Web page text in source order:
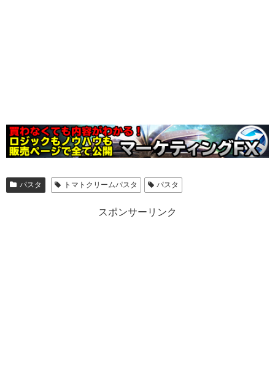
パスタ トマトクリームパスタ パスタ
スポンサーリンク